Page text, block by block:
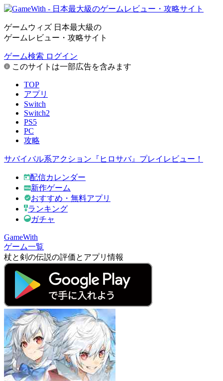
ゲームウィズ 日本最大級の
ゲームレビュー・攻略サイト
ゲーム検索 ログイン
このサイトは一部広告を含みます
TOP
アプリ
Switch
Switch2
PS5
PC
攻略
サバイバル系アクション『ヒロサバ』プレイレビュー！
配信カレンダー
新作ゲーム
おすすめ・無料アプリ
ランキング
ガチャ
GameWith
ゲーム一覧
杖と剣の伝説の評価とアプリ情報